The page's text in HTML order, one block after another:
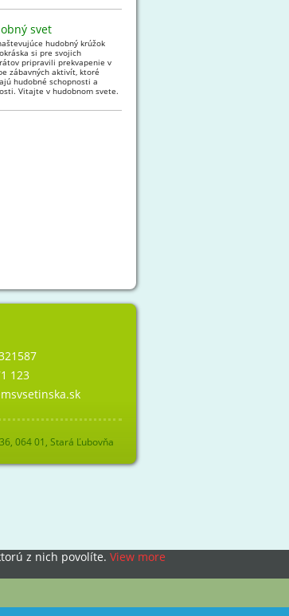
svet
hudobný krúžok
si pre svojich
pripravili prekvapenie v
zábavných aktivít, ktoré
hudobné schopnosti a
Vitajte v hudobnom svete.
123
064 01, Stará Ľubovňa
z nich povolíte. View more